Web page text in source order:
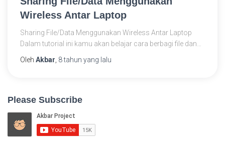
Wireless Antar Laptop
Sharing File/Data Menggunakan Wireless Antar Laptop
Dalam tutorial ini kamu akan belajar cara berbagi file dan
data antar laptop tanpa kabel (wireless) dengan mudah
dan cepat. Metode ini sangat berguna ketika kamu ingin
akan mempelajari berbagai
Oleh Akbar, 8 tahun yang lalu
Please Subscribe